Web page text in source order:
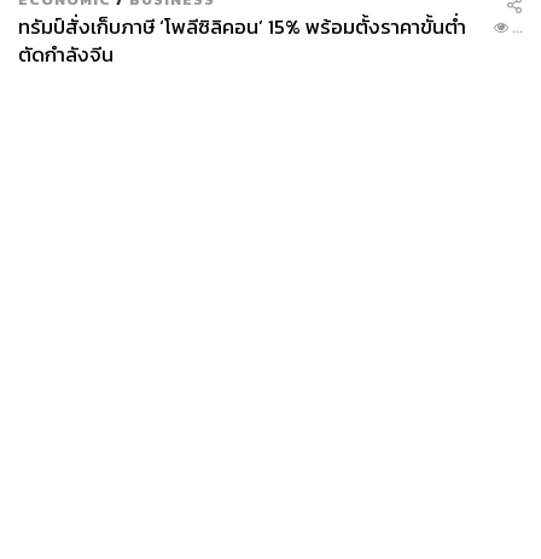
ทรัมป์สั่งเก็บภาษี ‘โพลีซิลิคอน’ 15% พร้อมตั้งราคาขั้นต่ำ
ตัดกำลังจีน
...